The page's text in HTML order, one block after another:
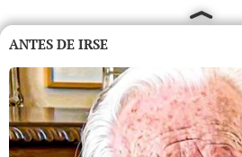
ANTES DE IRSE